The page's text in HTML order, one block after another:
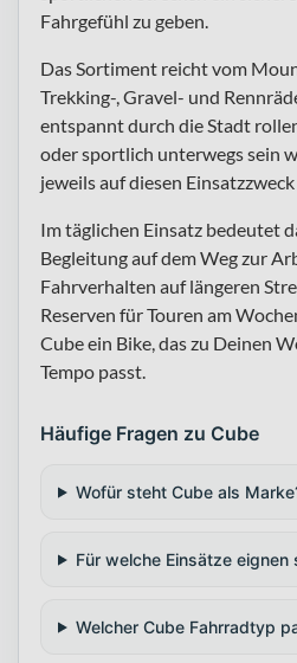
Fahrgefühl zu geben.
Das Sortiment reicht vom
Trekking-, Gravel- und
entspannt durch die Stadt
oder sportlich unterwegs sein
jeweils auf diesen
Im täglichen Einsatz bedeutet
Begleitung auf dem Weg zur
Fahrverhalten auf längeren
Reserven für Touren am
Cube ein Bike, das zu Deinen
Tempo passt.
Häufige Fragen zu Cube
Wofür steht Cube als
Für welche Einsätze eignen
Welcher Cube Fahrradtyp